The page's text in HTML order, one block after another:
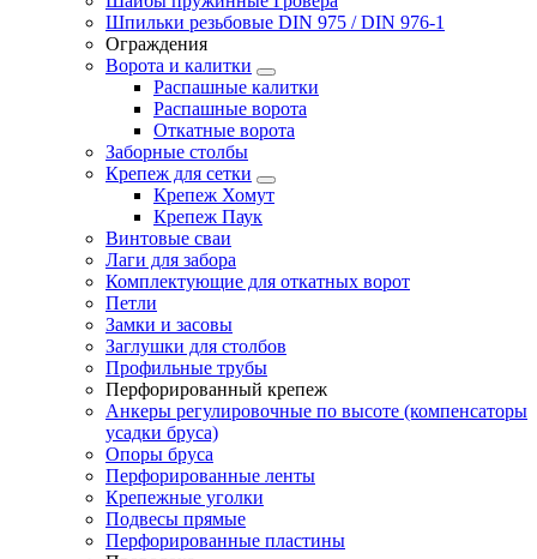
Шпильки резьбовые DIN 975 / DIN 976-1
Ограждения
Ворота и калитки
Распашные калитки
Распашные ворота
Откатные ворота
Заборные столбы
Крепеж для сетки
Крепеж Хомут
Крепеж Паук
Винтовые сваи
Лаги для забора
Комплектующие для откатных ворот
Петли
Замки и засовы
Заглушки для столбов
Профильные трубы
Перфорированный крепеж
Анкеры регулировочные по высоте (компенсаторы
усадки бруса)
Опоры бруса
Перфорированные ленты
Крепежные уголки
Подвесы прямые
Перфорированные пластины